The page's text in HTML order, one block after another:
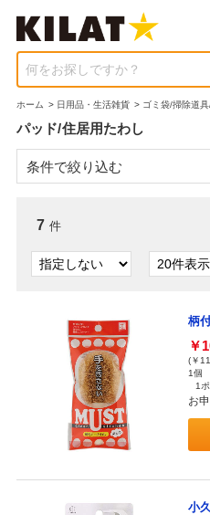
何をお探しですか？
ホーム > 日用品・生活雑貨 > ゴミ袋/掃除道
パッド/住居用たわし
条件で絞り込む
7 件
柄
￥
(￥
1個
1
お
小